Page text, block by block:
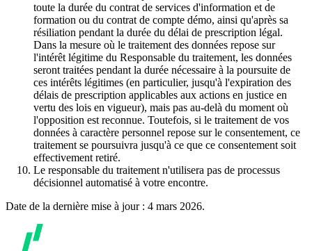
toute la durée du contrat de services d'information et de
formation ou du contrat de compte démo, ainsi qu'après sa
résiliation pendant la durée du délai de prescription légal.
Dans la mesure où le traitement des données repose sur
l'intérêt légitime du Responsable du traitement, les données
seront traitées pendant la durée nécessaire à la poursuite de
ces intérêts légitimes (en particulier, jusqu'à l'expiration des
délais de prescription applicables aux actions en justice en
vertu des lois en vigueur), mais pas au-delà du moment où
l'opposition est reconnue. Toutefois, si le traitement de vos
données à caractère personnel repose sur le consentement, ce
traitement se poursuivra jusqu'à ce que ce consentement soit
effectivement retiré.
Le responsable du traitement n'utilisera pas de processus
décisionnel automatisé à votre encontre.
Date de la dernière mise à jour : 4 mars 2026.